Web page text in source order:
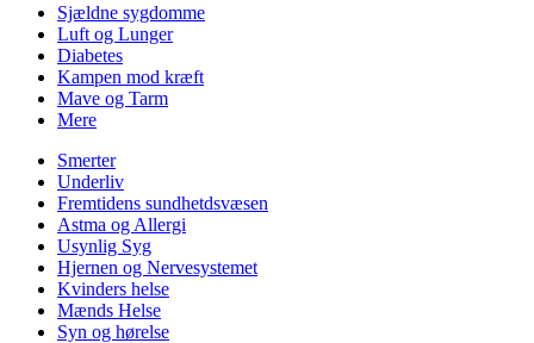
Sjældne sygdomme
Luft og Lunger
Diabetes
Kampen mod kræft
Mave og Tarm
Mere
Smerter
Underliv
Fremtidens sundhetdsvæsen
Astma og Allergi
Usynlig Syg
Hjernen og Nervesystemet
Kvinders helse
Mænds Helse
Syn og hørelse